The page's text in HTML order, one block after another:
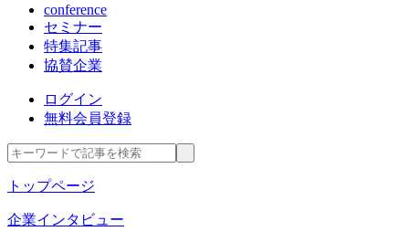
conference
セミナー
特集記事
協賛企業
ログイン
無料会員登録
トップページ
企業インタビュー